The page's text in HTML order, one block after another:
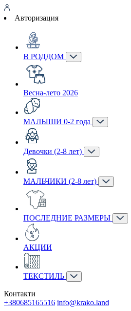
Авторизация
В РОДДОМ
Весна-лето 2026
МАЛЫШИ 0-2 года
Девочки (2-8 лет)
МАЛЬЧИКИ (2-8 лет)
ПОСЛЕДНИЕ РАЗМЕРЫ
АКЦИИ
ТЕКСТИЛЬ
Контакти
+380685165516 info@krako.land